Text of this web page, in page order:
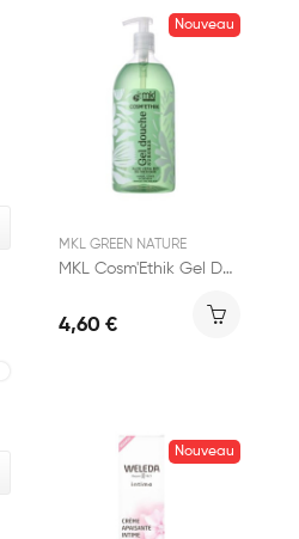
Nouveau
MKL GREEN NATURE
MKL Cosm'Ethik Gel Douche Surgras Aloe Vera 1L
4,60 €
Nouveau